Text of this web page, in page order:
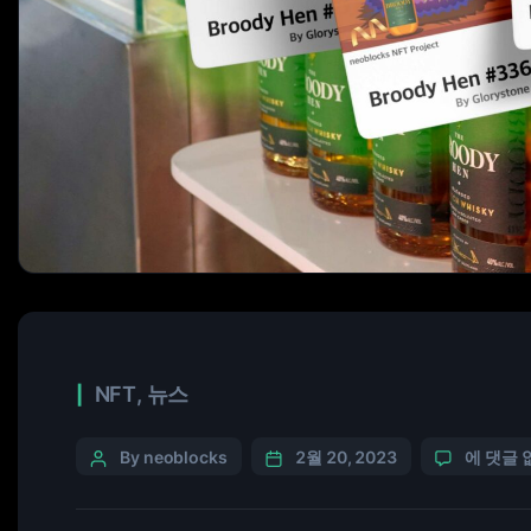
NFT, 뉴스
By neoblocks 2월 20, 2023 에 댓글